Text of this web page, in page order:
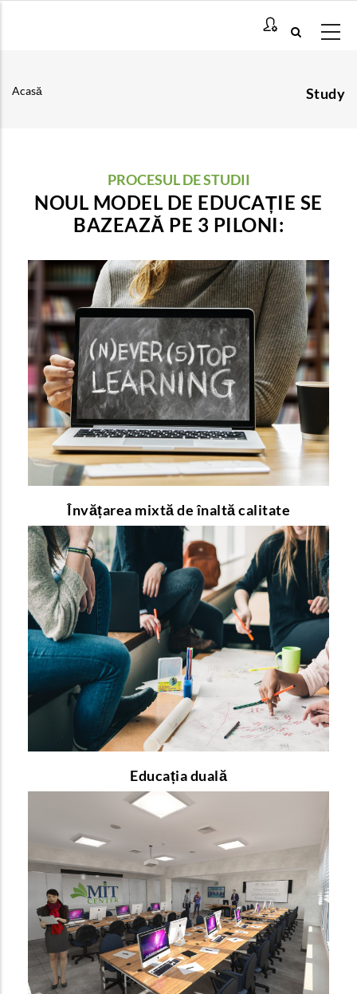
Study
Acasă
PROCESUL DE STUDII
NOUL MODEL DE EDUCAȚIE SE
BAZEAZĂ PE 3 PILONI:
Învățarea mixtă de înaltă calitate
Învățarea mixtă de înaltă calitate
Ce este învățarea mixtă de înaltă calitate și care
sunt beneficiile pe care le oferă profesorilor și
elevilor?
Urmați
link-ul
pentru a afla mai multe detalii!
Educația duală
Educația duală
Prin ce se deosebește educația duală de cea
tradițională și de ce merită să fie implementată?
Urmați
link-ul
pentru a afla mai multe detalii!
Campusul modern
Doriți să aflați mai multe despre cum arată și ce
facilități oferă un mediu de învățare modern?
Urmați
link-ul
pentru a afla mai multe detalii!